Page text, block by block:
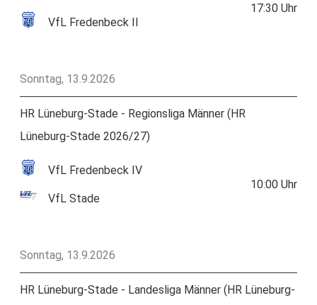
VfL Fredenbeck II
17:30 Uhr
Sonntag, 13.9.2026
HR Lüneburg-Stade - Regionsliga Männer (HR
Lüneburg-Stade 2026/27)
VfL Fredenbeck IV
VfL Stade
10:00 Uhr
Sonntag, 13.9.2026
HR Lüneburg-Stade - Landesliga Männer (HR Lüneburg-